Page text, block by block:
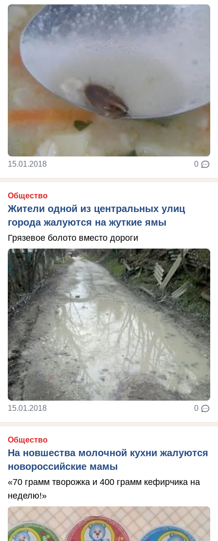
15.01.2018 0
Общество
Жители одной из центральных улиц
города жалуются на жуткие ямы
Грязевое болото вместо дороги
15.01.2018 0
Общество
На новшества молочной кухни жалуются
новороссийские мамы
«70 грамм творожка и 400 грамм кефирчика на
неделю!»